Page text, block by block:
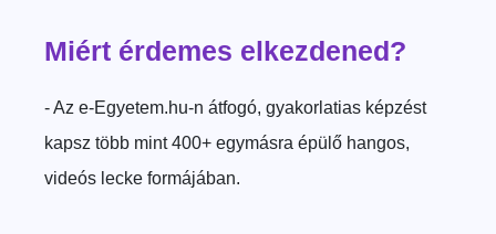
Miért érdemes elkezdened?
- Az e-Egyetem.hu-n átfogó, gyakorlatias képzést
kapsz több mint 400+ egymásra épülő hangos,
videós lecke formájában.